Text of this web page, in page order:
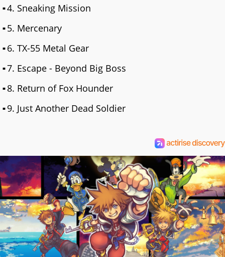
4. Sneaking Mission
5. Mercenary
6. TX-55 Metal Gear
7. Escape - Beyond Big Boss
8. Return of Fox Hounder
9. Just Another Dead Soldier